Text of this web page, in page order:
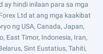
ay hindi inilaan para sa mga
Ltd at ang mga kaakibat
ng USA, Canada, Japan,
East Timor, Indonesia, Iran,
Sint Eustatius, Tahiti,